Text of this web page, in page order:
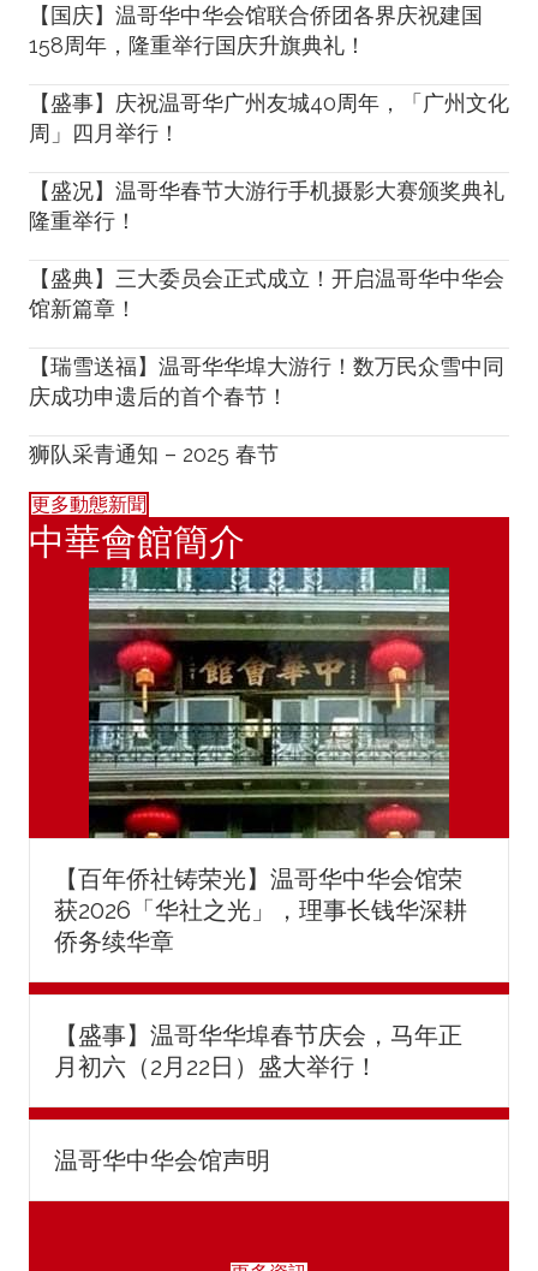
【国庆】温哥华中华会馆联合侨团各界庆祝建国
158周年，隆重举行国庆升旗典礼！
【盛事】庆祝温哥华广州友城40周年，「广州文化
周」四月举行！
【盛况】温哥华春节大游行手机摄影大赛颁奖典礼
隆重举行！
【盛典】三大委员会正式成立！开启温哥华中华会
馆新篇章！
【瑞雪送福】温哥华华埠大游行！数万民众雪中同
庆成功申遗后的首个春节！
狮队采青通知 – 2025 春节
更多動態新聞
中華會館簡介
【百年侨社铸荣光】温哥华中华会馆荣
获2026「华社之光」，理事长钱华深耕
侨务续华章
【盛事】温哥华华埠春节庆会，马年正
月初六（2月22日）盛大举行！
温哥华中华会馆声明